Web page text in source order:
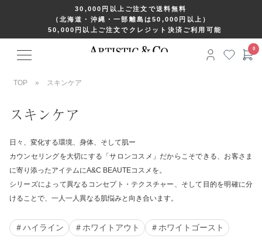
30,000円以上ご注文で送料無料
（北海道・沖縄・一部離島は50,000円以上）
50,000円以上ご注文でクレジット決済ご利用可能
TOP » スキンケア
スキンケア
日々、変化する環境、身体、そして肌ー
カウンセリングを大切にする「サロンコスメ」だからこそできる、お客さま
に寄り添ったアイテムにA&C BEAUTEコスメを。
シリーズによって異なるコンセプト・テクスチャー、そして目的を明確に分
けることで、一人一人異なる肌悩みと向き合います。
＃ハイライン ＃ホワイトアウト ＃ホワイトゴースト